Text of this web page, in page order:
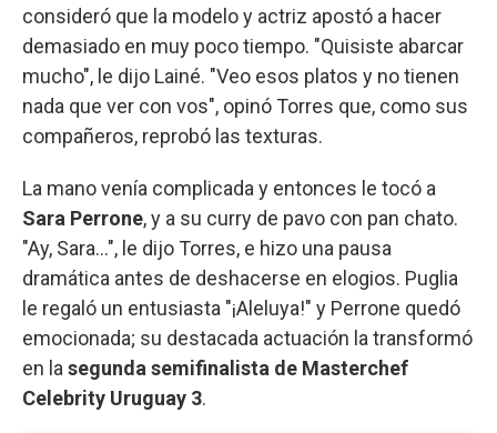
consideró que la modelo y actriz apostó a hacer
demasiado en muy poco tiempo. "Quisiste abarcar
mucho", le dijo Lainé. "Veo esos platos y no tienen
nada que ver con vos", opinó Torres que, como sus
compañeros, reprobó las texturas.
La mano venía complicada y entonces le tocó a
Sara Perrone, y a su curry de pavo con pan chato.
"Ay, Sara...", le dijo Torres, e hizo una pausa
dramática antes de deshacerse en elogios. Puglia
le regaló un entusiasta "¡Aleluya!" y Perrone quedó
emocionada; su destacada actuación la transformó
en la segunda semifinalista de Masterchef
Celebrity Uruguay 3.